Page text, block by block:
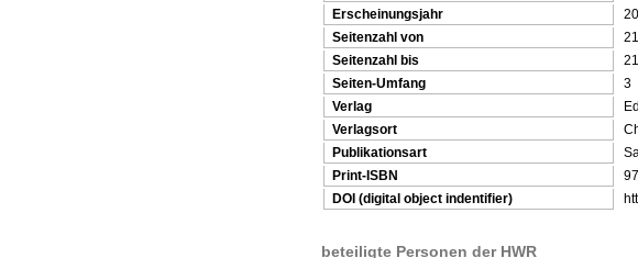
Erscheinungsjahr
Seitenzahl von
Seitenzahl bis
Seiten-Umfang
3
Verlag
Verlagsort
Publikationsart
Print-ISBN
DOI (digital object indentifier)
beteiligte Personen der HWR